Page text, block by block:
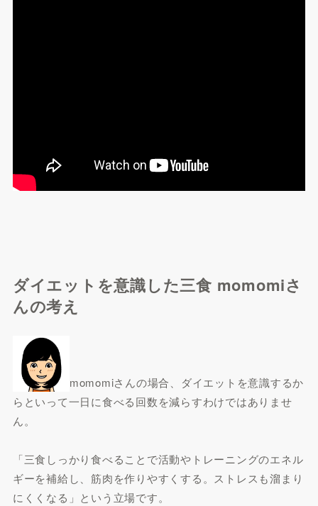
ダイエットを意識した三食 momomiさ
んの考え
momomiさんの場合、ダイエットを意識するか
らといって一日に食べる回数を減らすわけではありませ
ん。
「三食しっかり食べることで活動やトレーニングのエネル
ギーを補給し、筋肉を作りやすくする。ストレスも溜まり
にくくなる」という立場です。